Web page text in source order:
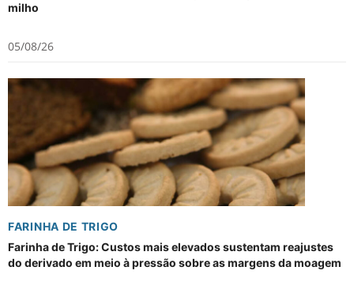
milho
05/08/26
FARINHA DE TRIGO
Farinha de Trigo: Custos mais elevados sustentam reajustes
do derivado em meio à pressão sobre as margens da moagem